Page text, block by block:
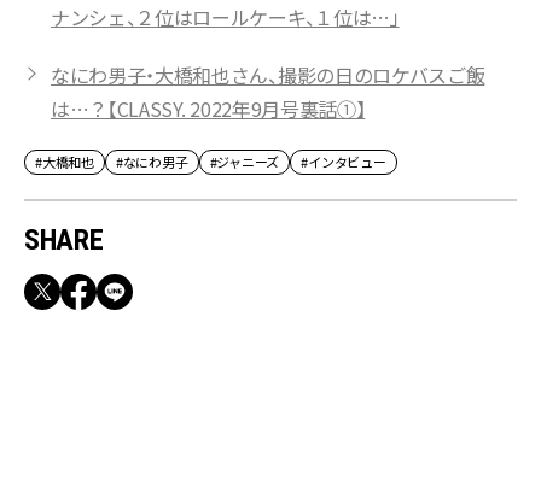
ナンシェ、２位はロールケーキ、１位は…」
なにわ男子・大橋和也さん、撮影の日のロケバスご飯
は…？【CLASSY. 2022年9月号裏話①】
#大橋和也 #なにわ男子 #ジャニーズ #インタビュー
SHARE